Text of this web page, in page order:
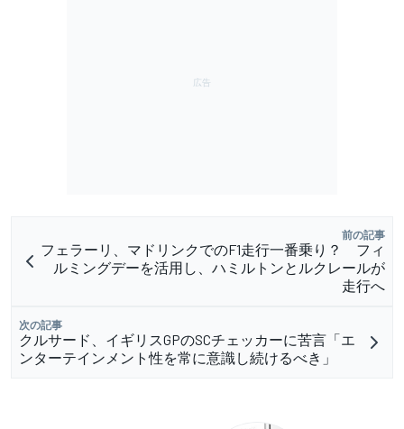
前の記事
フェラーリ、マドリンクでのF1走行一番乗り？ フィ
ルミングデーを活用し、ハミルトンとルクレールが
走行へ
次の記事
クルサード、イギリスGPのSCチェッカーに苦言「エ
ンターテインメント性を常に意識し続けるべき」